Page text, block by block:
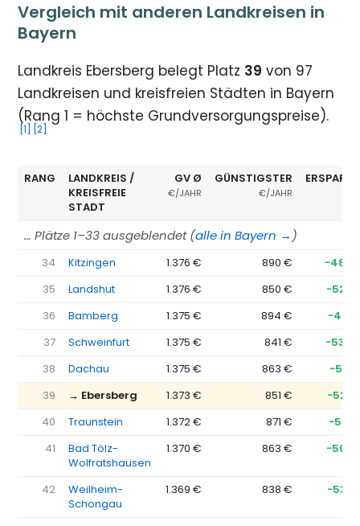
Vergleich mit anderen Landkreisen in
Bayern
Landkreis Ebersberg belegt Platz 39 von 97
Landkreisen und kreisfreien Städten in Bayern
(Rang 1 = höchste Grundversorgungspreise).
[1] [2]
RANG
LANDKREIS /
KREISFREIE
STADT
GV Ø
€/JAHR
GÜNSTIGSTER
€/JAHR
… Plätze 1–33 ausgeblendet (alle in Bayern → )
34 Kitzingen 1.376 € 890 €
−486
35
Landshut 1.376 € 850 €
−526
36
Bamberg 1.375 € 894 €
−481
37
Schweinfurt 1.375 € 841 €
−534
38
Dachau 1.375 € 863 €
−512
39
→ Ebersberg 1.373 € 851 €
−522
40
Traunstein 1.372 € 871 €
−501
41
Bad Tölz-
Wolfratshausen
1.370 € 863 € −507
42
Weilheim-
Schongau
1.369 € 838 € −532